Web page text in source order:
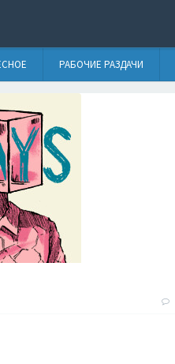
РАБОЧИЕ РАЗДАЧИ